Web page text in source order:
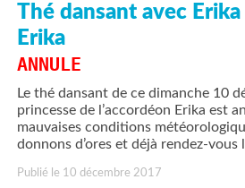
Thé dansant avec Erika
Erika
ANNULE
Le thé dansant de ce dimanche 10
princesse de l’accordéon Erika est
mauvaises conditions
donnons d’ores et déjà rendez-vous
Publié le 10 décembre 2017